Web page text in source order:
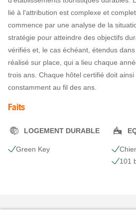
lié à l'attribution est complexe et
commence par une analyse de la
stratégie pour atteindre des objectifs
vérifiés et, le cas échéant, étendus
réalisé sur place, qui a lieu chaque
trois ans. Chaque hôtel certifié doit
constamment au fil des ans.
Faits
LOGEMENT DURABLE
Green Key
101